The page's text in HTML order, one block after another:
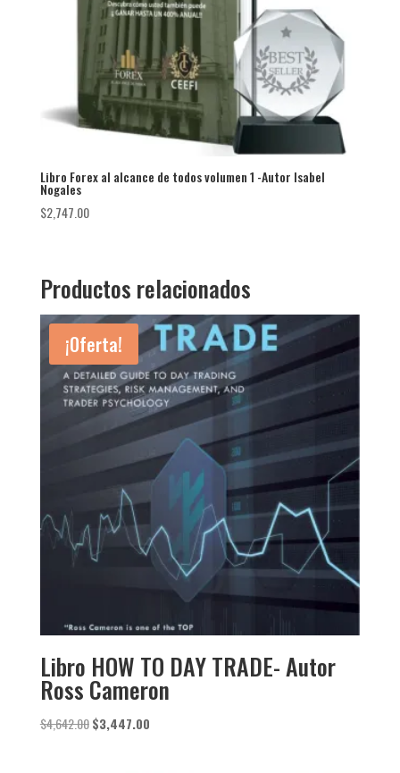
Libro Forex al alcance de todos volumen 1 -Autor Isabel
Nogales
$2,747.00
Productos relacionados
¡Oferta!
Libro HOW TO DAY TRADE- Autor
Ross Cameron
$4,642.00 El
$3,447.00El